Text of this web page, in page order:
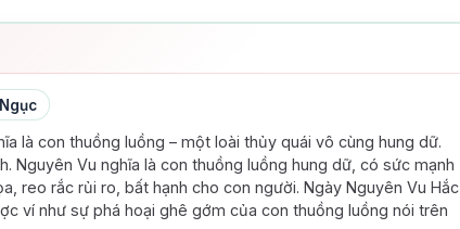
là con thuồng luồng – một loài thủy quái vô cùng hung dữ.
Nguyên Vu nghĩa là con thuồng luồng hung dữ, có sức mạnh
reo rắc rủi ro, bất hạnh cho con người. Ngày Nguyên Vu Hắc
ví như sự phá hoại ghê gớm của con thuồng luồng nói trên